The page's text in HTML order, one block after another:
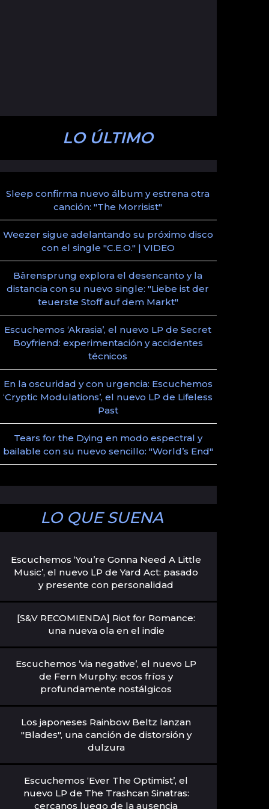
LO ÚLTIMO
Sleep confirma nuevo álbum y estrena otra
canción: "The Morrisist"
Weezer sigue adelantando su próximo disco
con el single "C.E.O." | VIDEO
Bärensprung explora el desencanto y la
distancia con su nuevo single: "Liebe ist der
teuerste Stoff auf dem Markt"
Escuchemos ‘Akrasia’, el nuevo LP de Secret
Boyfriend: experimentación y accidentes
técnicos
En la oscuridad y con urgencia: Escuchemos
‘Cryptic Modulations’, el nuevo LP de Lifeless
Past
Tears for the Dying en modo espectral y
bailable con su nuevo sencillo: "World’s End"
LO QUE SUENA
Escuchemos ‘You’re Gonna Need A Little
Music’, el nuevo LP de Yard Act: pasado
y presente con personalidad
[S&V RECOMIENDA] Riot for Romance:
una nueva ola en el indie
Escuchemos ‘via negative’, el nuevo LP
de Fern Murphy: ecos fríos y
profundamente nostálgicos
Los japoneses Rainbow Beltz lanzan
"Blades", una canción de distorsión y
dulzura
Escuchemos ‘Ever The Optimist’, el
nuevo LP de The Trashcan Sinatras:
cercanos luego de la ausencia